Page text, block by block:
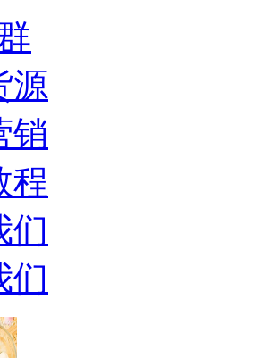
源
销
程
们
们